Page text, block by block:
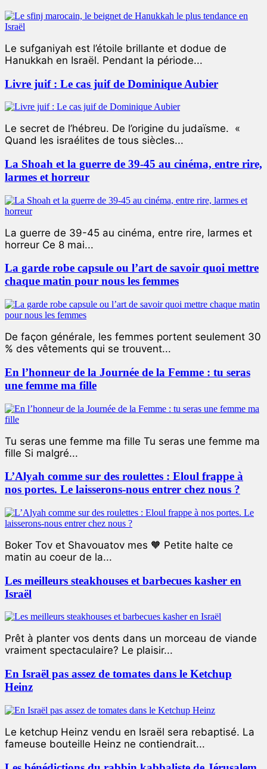
Le sufganiyah est l’étoile brillante et dodue de
Hanukkah en Israël. Pendant la période...
Livre juif : Le cas juif de Dominique Aubier
Le secret de l’hébreu. De l’origine du judaïsme. «
Quand les israélites de tous siècles...
La Shoah et la guerre de 39-45 au cinéma, entre rire,
larmes et horreur
La guerre de 39-45 au cinéma, entre rire, larmes et
horreur Ce 8 mai...
La garde robe capsule ou l’art de savoir quoi mettre
chaque matin pour nous les femmes
De façon générale, les femmes portent seulement 30
% des vêtements qui se trouvent...
En l’honneur de la Journée de la Femme : tu seras
une femme ma fille
Tu seras une femme ma fille Tu seras une femme ma
fille Si malgré...
L’Alyah comme sur des roulettes : Eloul frappe à
nos portes. Le laisserons-nous entrer chez nous ?
Boker Tov et Shavouatov mes 🧡 Petite halte ce
matin au coeur de la...
Les meilleurs steakhouses et barbecues kasher en
Israël
Prêt à planter vos dents dans un morceau de viande
vraiment spectaculaire? Le plaisir...
En Israël pas assez de tomates dans le Ketchup
Heinz
Le ketchup Heinz vendu en Israël sera rebaptisé. La
fameuse bouteille Heinz ne contiendrait...